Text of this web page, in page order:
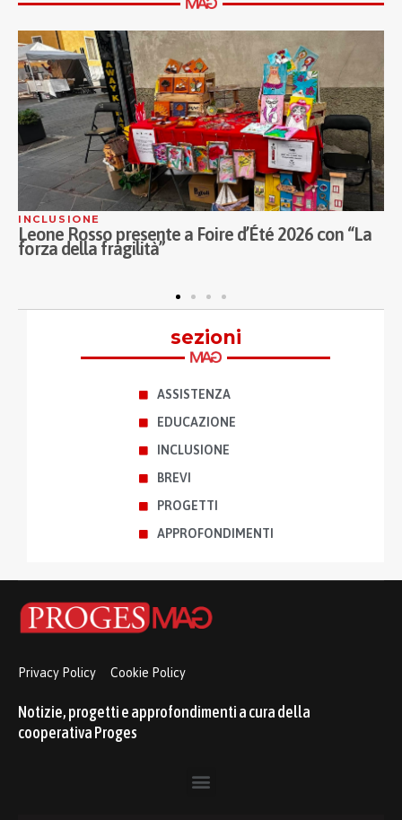
INCLUSIONE
Leone Rosso presente a Foire d’Été 2026 con “La
forza della fragilità”
sezioni
ASSISTENZA
EDUCAZIONE
INCLUSIONE
BREVI
PROGETTI
APPROFONDIMENTI
Privacy Policy Cookie Policy
Notizie, progetti e approfondimenti a cura della
cooperativa Proges